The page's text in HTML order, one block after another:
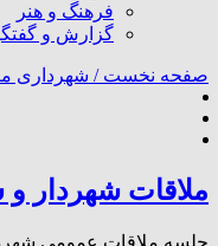
فرهنگ و هنر
گزارش و
صفحه نخست / شهرداری
ملاقات شهردار